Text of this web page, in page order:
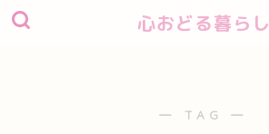
心おどる暮らし
― TAG ―